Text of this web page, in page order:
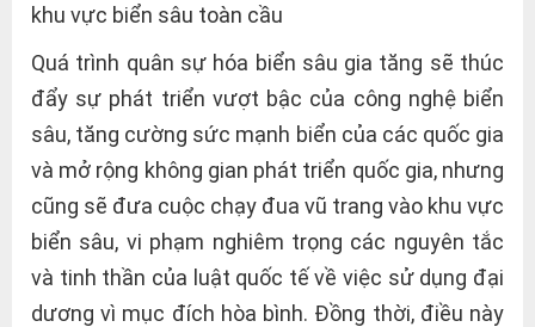
khu vực biển sâu toàn cầu
Quá trình quân sự hóa biển sâu gia tăng sẽ thúc
đẩy sự phát triển vượt bậc của công nghệ biển
sâu, tăng cường sức mạnh biển của các quốc gia
và mở rộng không gian phát triển quốc gia, nhưng
cũng sẽ đưa cuộc chạy đua vũ trang vào khu vực
biển sâu, vi phạm nghiêm trọng các nguyên tắc
và tinh thần của luật quốc tế về việc sử dụng đại
dương vì mục đích hòa bình. Đồng thời, điều này